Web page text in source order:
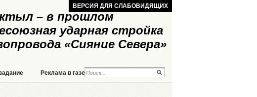
– в прошлом
ударная стройка
«Сияние Севера»
ВЕРСИЯ ДЛЯ СЛАБОВИДЯЩИХ
Реклама в газете Реклама на сайте